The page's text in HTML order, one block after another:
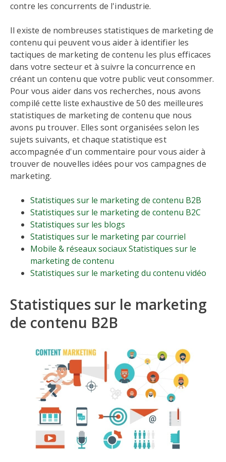
contre les concurrents de l'industrie.
Il existe de nombreuses statistiques de marketing de
contenu qui peuvent vous aider à identifier les
tactiques de marketing de contenu les plus efficaces
dans votre secteur et à suivre la concurrence en
créant un contenu que votre public veut consommer.
Pour vous aider dans vos recherches, nous avons
compilé cette liste exhaustive de 50 des meilleures
statistiques de marketing de contenu que nous
avons pu trouver. Elles sont organisées selon les
sujets suivants, et chaque statistique est
accompagnée d'un commentaire pour vous aider à
trouver de nouvelles idées pour vos campagnes de
marketing.
Statistiques sur le marketing de contenu B2B
Statistiques sur le marketing de contenu B2C
Statistiques sur les blogs
Statistiques sur le marketing par courriel
Mobile & réseaux sociaux Statistiques sur le
marketing de contenu
Statistiques sur le marketing du contenu vidéo
Statistiques sur le marketing
de contenu B2B